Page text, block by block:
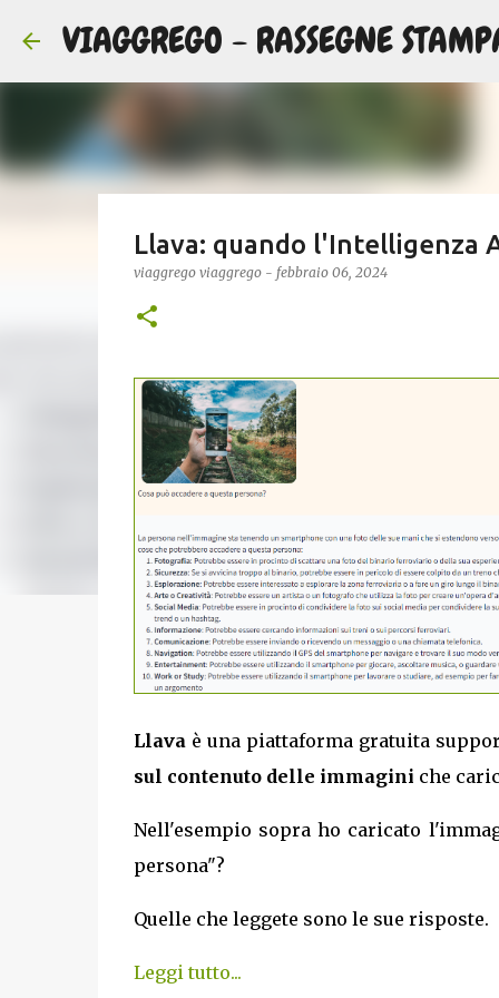
VIAGGREGO - RASSEGNE
Llava: quando
viaggrego viaggrego - febbraio 06, 2024
Llavaè una piattaforma gratuita
sul contenuto delle immagini che
Nell'esempio sopra ho caricato
persona"?
Quelle che leggete sono le sue risposte.
Leggi tutto...